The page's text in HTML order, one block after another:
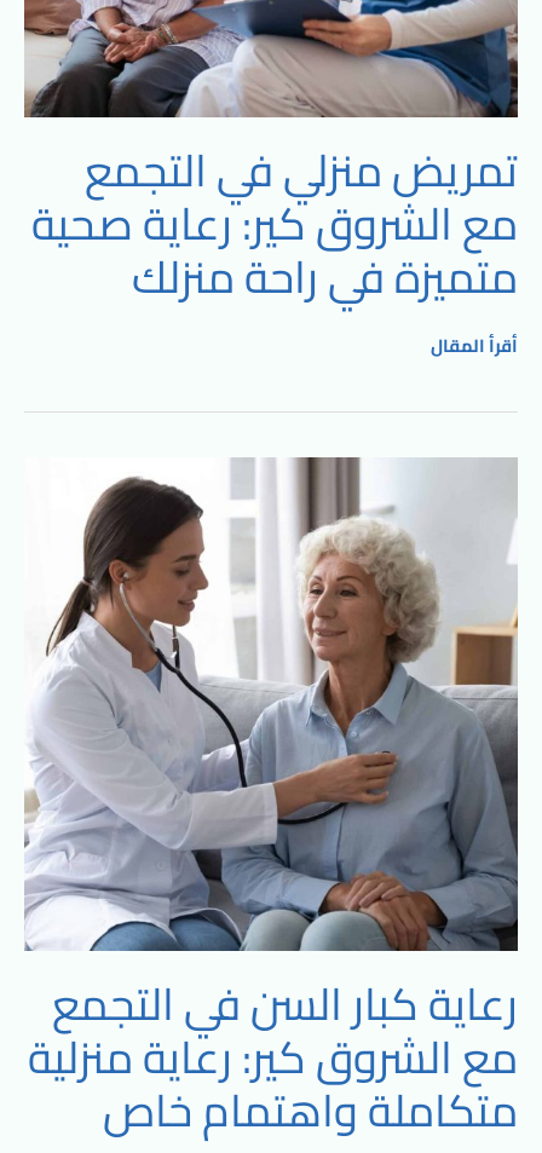
تمريض منزلي في التجمع
مع الشروق كير: رعاية صحية
متميزة في راحة منزلك
منزلك
أقرأ المقال
رعاية كبار السن في التجمع
مع الشروق كير: رعاية منزلية
متكاملة واهتمام خاص
السن
في
التجمع
مع
كير:
رعاية
منزلية
متكاملة
واهتمام
خاص